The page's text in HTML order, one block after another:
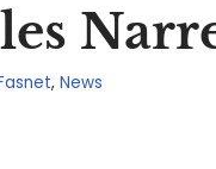
, News